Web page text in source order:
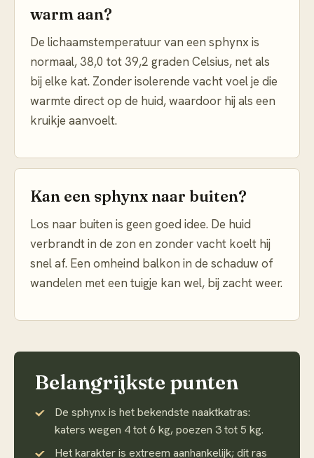
warm aan?
De lichaamstemperatuur van een sphynx is
normaal, 38,0 tot 39,2 graden Celsius, net als
bij elke kat. Zonder isolerende vacht voel je die
warmte direct op de huid, waardoor hij als een
kruikje aanvoelt.
Kan een sphynx naar buiten?
Los naar buiten is geen goed idee. De huid
verbrandt in de zon en zonder vacht koelt hij
snel af. Een omheind balkon in de schaduw of
wandelen met een tuigje kan wel, bij zacht weer.
Belangrijkste punten
De sphynx is het bekendste naaktkatras:
katers wegen 4 tot 6 kg, poezen 3 tot 5 kg.
Het karakter is extreem aanhankelijk; dit ras